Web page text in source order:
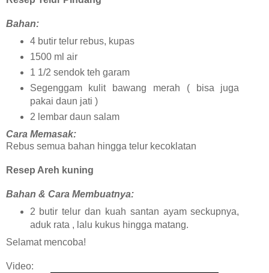
Bahan:
4 butir telur rebus, kupas
1500 ml air
1 1/2 sendok teh garam
Segenggam kulit bawang merah ( bisa juga
pakai daun jati )
2 lembar daun salam
Cara Memasak:
Rebus semua bahan hingga telur kecoklatan
Resep Areh kuning
Bahan & Cara Membuatnya:
2 butir telur dan kuah santan ayam seckupnya,
aduk rata , lalu kukus hingga matang.
Selamat mencoba!
Video: